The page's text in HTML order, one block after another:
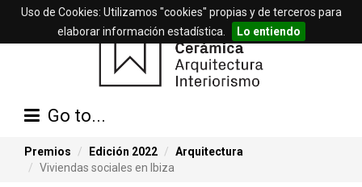
Uso de Cookies: Utilizamos "cookies" propias y de terceros para
elaborar información estadística.
Lo entiendo
Go to...
Premios Edición 2022
Arquitectura
Viviendas sociales en Ibiza